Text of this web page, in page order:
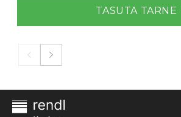
TASUTA TARNE